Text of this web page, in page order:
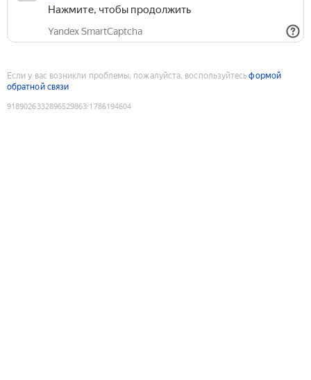
Нажмите, чтобы продолжить
Yandex SmartCaptcha
Если у вас возникли проблемы, пожалуйста, воспользуйтесьформой
обратной связи
9189026332896529863:1786194604